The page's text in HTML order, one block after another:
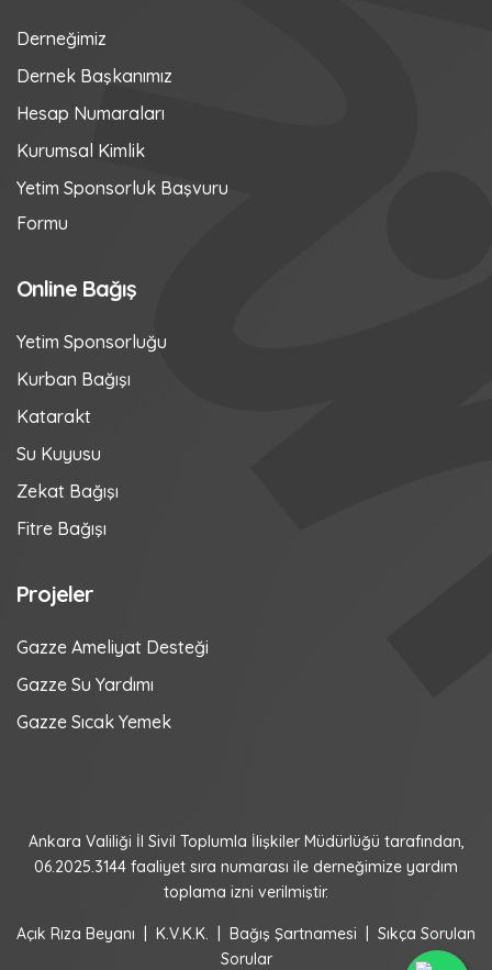
Derneğimiz
Dernek Başkanımız
Hesap Numaraları
Kurumsal Kimlik
Yetim Sponsorluk Başvuru
Formu
Online Bağış
Yetim Sponsorluğu
Kurban Bağışı
Katarakt
Su Kuyusu
Zekat Bağışı
Fitre Bağışı
Projeler
Gazze Ameliyat Desteği
Gazze Su Yardımı
Gazze Sıcak Yemek
Ankara Valiliği İl Sivil Toplumla İlişkiler Müdürlüğü tarafından,
06.2025.3144 faaliyet sıra numarası ile derneğimize yardım
toplama izni verilmiştir.
Açık Rıza Beyanı K.V.K.K. Bağış Şartnamesi
Sıkça Sorulan
Sorular